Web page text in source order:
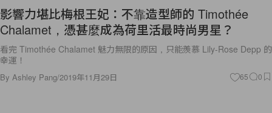
影響力堪比梅根王妃：不靠造型師的 Timothée
Chalamet，憑甚麼成為荷里活最時尚男星？
看完 Timothée Chalamet 魅力無限的原因，只能羨慕 Lily-Rose Depp 的
幸運！
By Ashley Pang/2019年11月29日 65 0